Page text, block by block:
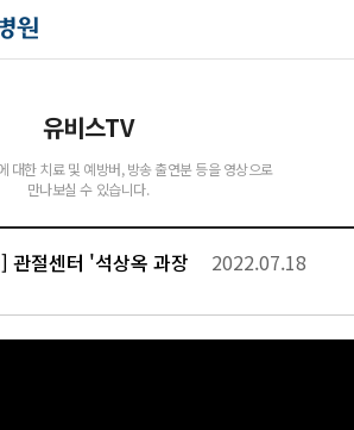
유비스TV
대한 치료 및 예방버, 방송 출연분 등을 영상으로
만나보실 수 있습니다.
관절센터 '석상옥 과장 2022.07.18